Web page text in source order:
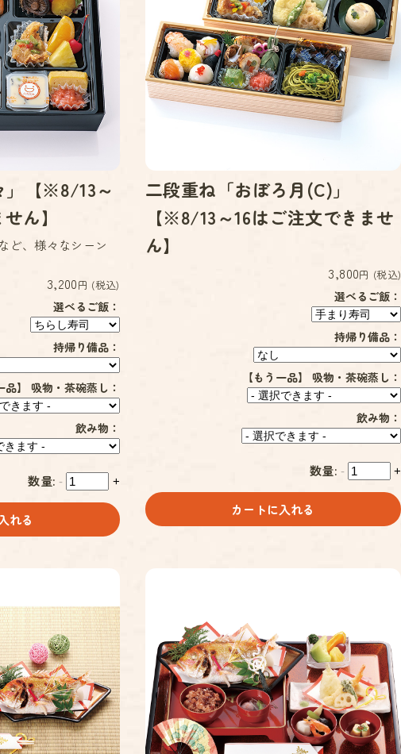
」【※8/13～
ん】
ど、様々なシーン
3,200円 (税込)
選べるご飯：
持帰り備品：
品】 吸物・茶碗蒸し：
飲み物：
数量: - +
れる
二段重ね「おぼろ月(C)」
【※8/13～16はご注文できませ
ん】
3,800円 (税込)
選べるご飯：
持帰り備品：
【もう一品】 吸物・茶碗蒸し：
飲み物：
数量: - +
カートに入れる